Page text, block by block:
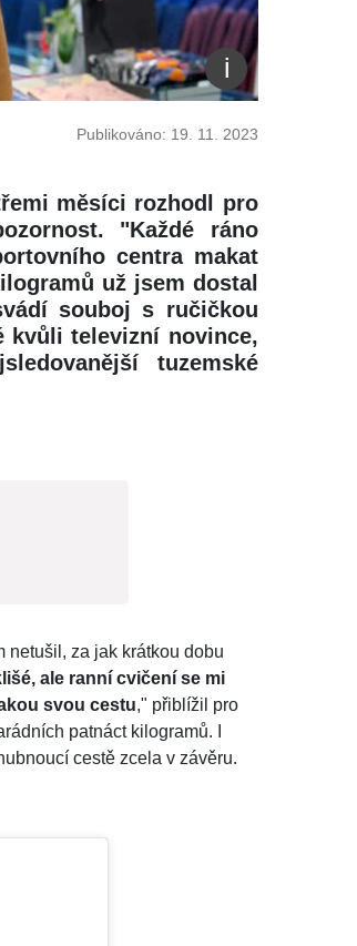
Publikováno: 19. 11. 2023
měsíci rozhodl pro
"Každé ráno
centra makat
už jsem dostal
souboj s ručičkou
kvůli televizní novince,
tuzemské
netušil, za jak krátkou dobu
ale ranní cvičení se mi
svou cestu," přiblížil pro
patnáct kilogramů. I
cestě zcela v závěru.